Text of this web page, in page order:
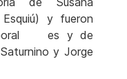
y fueron
es y de
y Jorge